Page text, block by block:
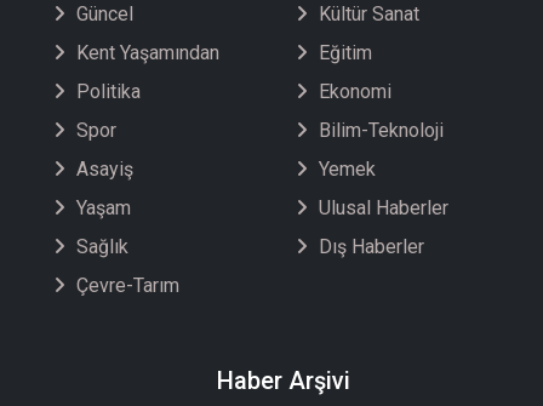
Güncel
Kent Yaşamından
Politika
Spor
Asayiş
Yaşam
Sağlık
Çevre-Tarım
Kültür Sanat
Eğitim
Ekonomi
Bilim-Teknoloji
Yemek
Ulusal Haberler
Dış Haberler
Haber Arşivi